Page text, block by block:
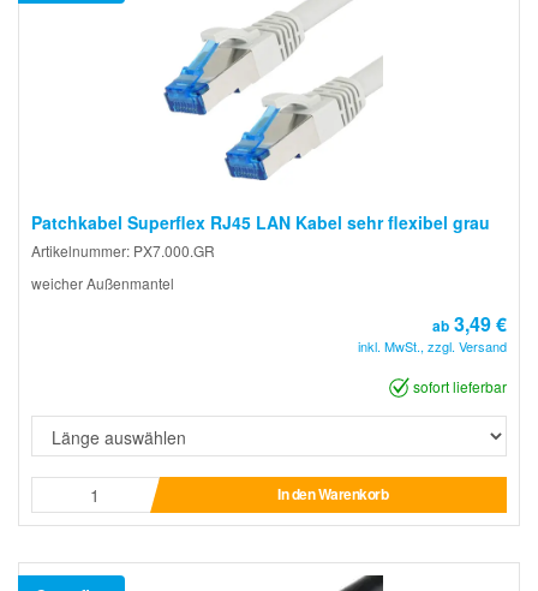
Patchkabel Superflex RJ45 LAN Kabel sehr flexibel grau
Artikelnummer: PX7.000.GR
weicher Außenmantel
ab 3,49 €
inkl. MwSt., zzgl. Versand
sofort lieferbar
In den Warenkorb